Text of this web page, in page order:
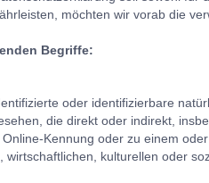
möchten wir vorab die
Begriffe:
oder identifizierbare
die direkt oder indirekt,
Kennung oder zu einem
kulturellen oder